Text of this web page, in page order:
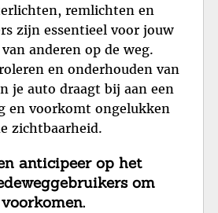
remlichten en
zijn essentieel voor jouw
anderen op de weg.
en onderhouden van
je auto draagt bij aan een
en voorkomt ongelukken
zichtbaarheid.
anticipeer op het
om